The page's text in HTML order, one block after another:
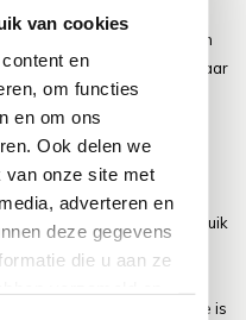
van cookies
en
om functies
en om ons
Ook delen we
van onze site met
adverteren en
deze gegevens
die u aan ze
dat proces. Snoeien,
hebben allemaal hun eigen
meer je leert luisteren naar
dat het vanzelf gaat.
kent momenten van
komt niet op, een struik
kan dit teleurstellend
tuinieren.
ook. Het belangrijkste is